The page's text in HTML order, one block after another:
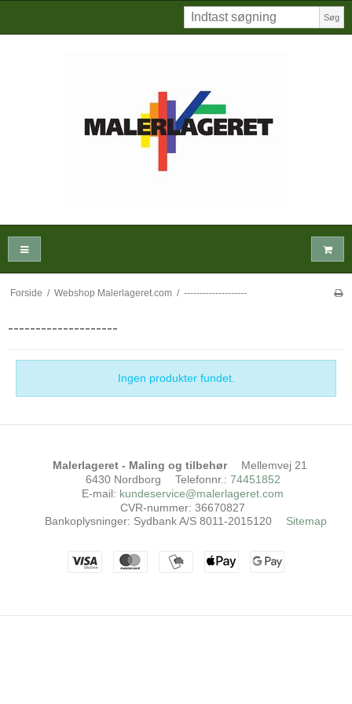
Søg
Forside / Webshop Malerlageret.com / --------------------
--------------------
Ingen produkter fundet.
Malerlageret - Maling og tilbehør
Mellemvej 21
6430 Nordborg
Telefonnr. : 74451852
E-mail: kundeservice@malerlageret.com
CVR-nummer: 36670827
Bankoplysninger: Sydbank A/S 8011-2015120 Sitemap